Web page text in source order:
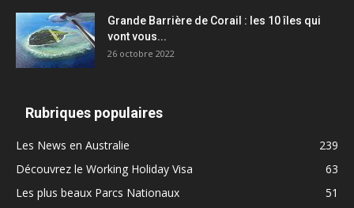
Grande Barrière de Corail : les 10 îles qui
vont vous...
26 octobre 2022
Rubriques populaires
Les News en Australie
239
Découvrez le Working Holiday Visa
63
Les plus beaux Parcs Nationaux
51